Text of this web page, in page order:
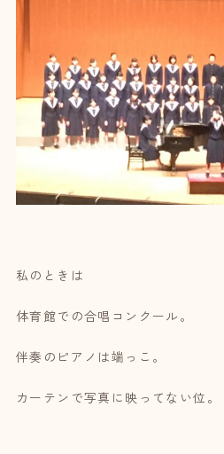
私のときは
体育館での合唱コンクール。
伴奏のピアノは端っこ。
カーテンで写真に映ってない位。